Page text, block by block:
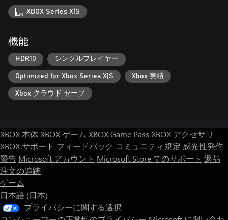
XBOX Series X|S
機能
HDR10 シングルプレイヤー
Optimized for Xbox Series X|S Xbox 実績
Xbox クラウド セーブ
XBOX 本体XBOX ゲーム XBOX Game Pass XBOX アクセサリ
XBOX サポート フィードバック コミュニティ規定 感光性発作
警告 Microsoft アカウント Microsoft Store でのサポート 返品
注文の追跡
ゲーム
日本語 (日本)
プライバシーに関する選択